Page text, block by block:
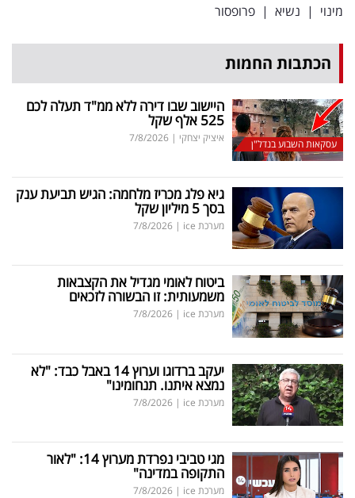
מינוי | נשיא | פרופסור
הכתבות החמות
עסקאות השבוע בנדל"ן
היישוב שבו דירה ללא ממ"ד תעלה לכם
525 אלף שקל
איציק יצחקי |
7/8/2026
גיא פלג מכריז מלחמה: הגיש תביעת ענק
בסך 5 מיליון שקל
מערכת ice |
7/8/2026
ביטוח לאומי מגדיל את הקצבאות
משמעותית: זו הבשורה לזכאים
מערכת ice |
7/8/2026
יעקב ברדוגו וערוץ 14 באבל כבד: "לא
נמצא איתנו. תנחומינו"
מערכת ice |
7/8/2026
מגי טביבי נפרדת מערוץ 14: "לאור
התקופה במדינה"
מערכת ice |
7/8/2026